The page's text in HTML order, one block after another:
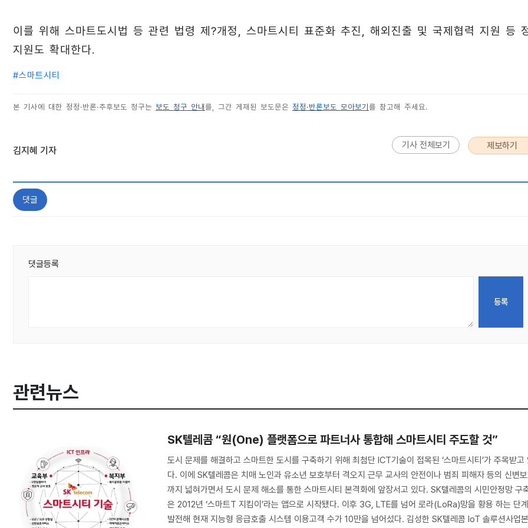
이를 위해 스마트도시법 등 관련 법령 제?개정, 스마트시티 표준화 추진, 해외진출 및 국제협력 지원 등
지원도 확대한다.
#스마트시티
본 기사에 대한 정정·반론·추후보도 청구는 보도 청구 안내 를, 그간 게재된 보도문은 정정·반론보도 모아보기 를 참고해 주세요.
김지혜 기자 기사 전체보기 제보하기
댓글
댓글등록
관련뉴스
SK텔레콤 “원(One) 플랫폼으로 파트너사 통합해 스마트시티 주도할 것”
도시 문제를 해결하고 스마트한 도시를 구축하기 위해 최첨단 ICT기술이 접목된 ‘스마트시티’가 주목받고
다. 이에 SK텔레콤은 치매 노인과 유소년 보호부터 격오지 근무 교사의 안전이나 범죄 피해자 등의 신변
까지 넓혀가면서 도시 문제 해소를 통한 스마트시티 본격화에 앞장서고 있다. SK텔레콤의 시민안정망 구
은 2012년 ‘스마트T 지킴이’라는 앱으로 시작됐다. 이후 3G, LTE를 넘어 로라(LoRa)망을 황용 하는 단
발전해 현재 지능형 응급호출 시스템 이용고객 수가 10만을 넘어섰다. 김성한 SK텔레콤 IoT 솔루션사업